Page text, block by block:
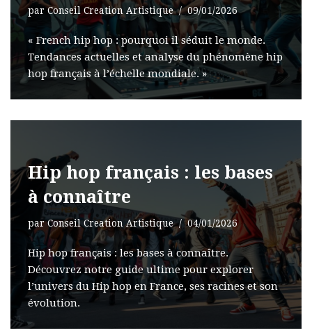
parConseil Creation Artistique 09/01/2026
« French hip hop : pourquoi il séduit le monde.
Tendances actuelles et analyse du phénomène hip
hop français à l’échelle mondiale. »
Hip hop français : les bases
à connaître
parConseil Creation Artistique 04/01/2026
Hip hop français : les bases à connaître.
Découvrez notre guide ultime pour explorer
l’univers du Hip hop en France, ses racines et son
évolution.